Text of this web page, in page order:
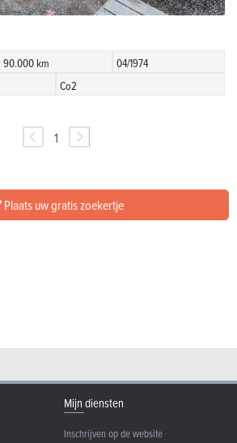
90.000 km
04/1974
Co2
1
Plaats uw gratis zoekertje
Mijn diensten
Inschrijven op de website